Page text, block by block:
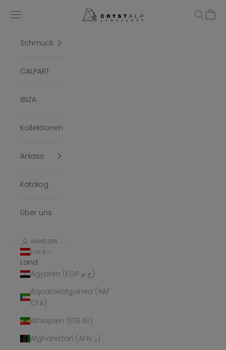
crystalpjewelry
Menü Suchen
Schmuck
CALPART
IBIZA
Kollektionen
Anlass
Katalog
Über uns
ANMELDEN
EUR €
Land
Ägypten (EGP ج.م)
Äquatorialguinea (XAF
CFA)
Äthiopien (ETB Br)
Afghanistan (AFN ؋)